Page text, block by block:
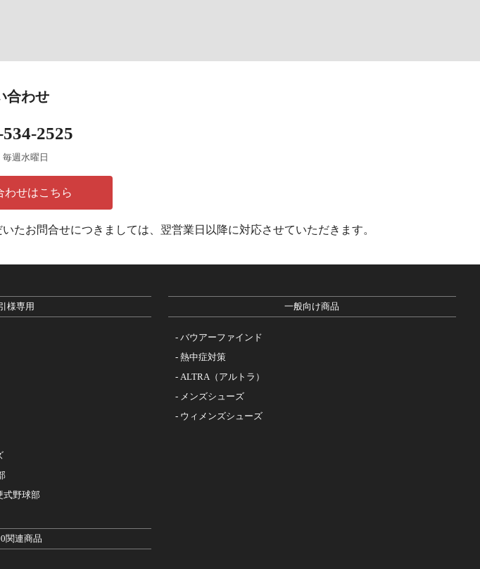
合わせ
2525
週水曜日
わせはこちら
たお問合せにつきましては、 翌営業日以降に対応させていただきます。
様専用
野球部
一般向け商品
バウアーファインド
熱中症対策
ALTRA（アルトラ）
メンズシューズ
ウィメンズシューズ
関連商品